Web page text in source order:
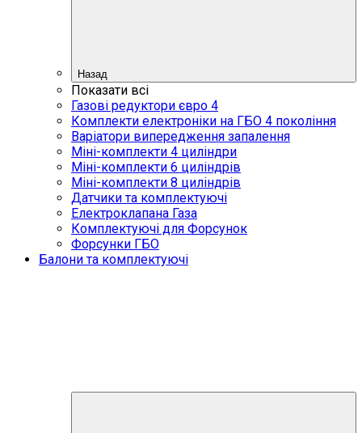
Назад
Показати всі
Газові редуктори євро 4
Комплекти електроніки на ГБО 4 покоління
Варіатори випередження запалення
Міні-комплекти 4 циліндри
Міні-комплекти 6 циліндрів
Міні-комплекти 8 циліндрів
Датчики та комплектуючі
Електроклапана Газа
Комплектуючі для Форсунок
Форсунки ГБО
Балони та комплектуючі